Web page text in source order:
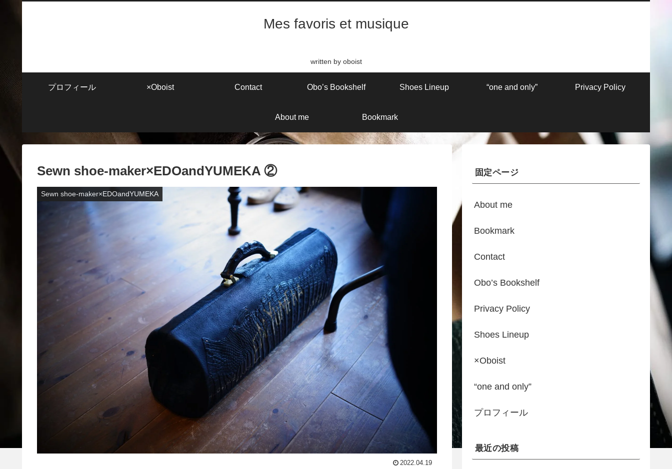
Mes favoris et musique
written by oboist
プロフィール ×Oboist Contact Obo’s Bookshelf Shoes Lineup “one and only” Privacy Policy
About me Bookmark
Sewn shoe-maker×EDOandYUMEKA ②
Sewn shoe-maker×EDOandYUMEKA
2022.04.19
固定ページ
About me
Bookmark
Contact
Obo’s Bookshelf
Privacy Policy
Shoes Lineup
×Oboist
“one and only”
プロフィール
最近の投稿